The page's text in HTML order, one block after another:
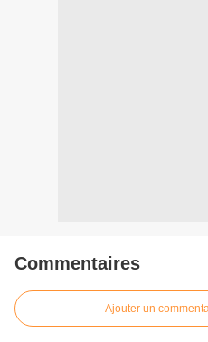
Commentaires
Ajouter un